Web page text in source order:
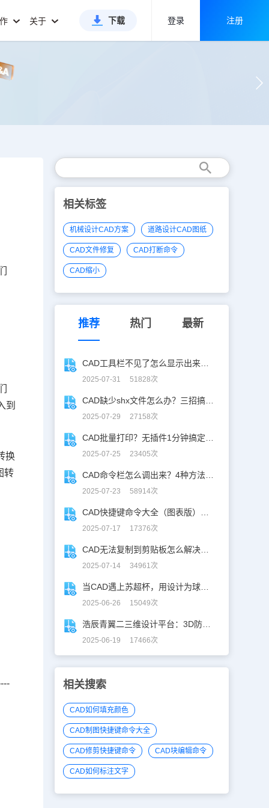
关于 下载 登录 注册
到
换
转
相关标签
机械设计CAD方案 道路设计CAD图纸
CAD文件修复 CAD打断命令
CAD缩小
推荐 热门 最新
2025-07-31 51828次
2025-07-29 27158次
2025-07-25 23405次
2025-07-23 58914次
2025-07-17 17376次
2025-07-14 34961次
2025-06-26 15049次
2025-06-19 17466次
相关搜索
CAD如何填充颜色
CAD制图快捷键命令大全
CAD修剪快捷键命令 CAD块编辑命令
CAD如何标注文字